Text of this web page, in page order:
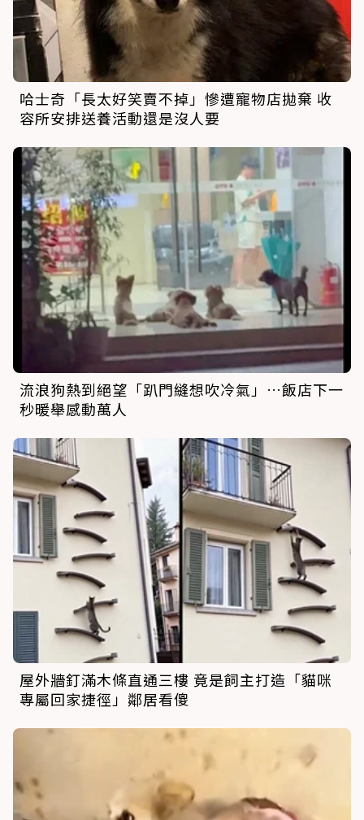
哈士奇「長太好笑賣不掉」慘遭寵物店拋棄 收
容所安排送養活動還是沒人要
流浪狗熱到絕望「趴門縫想吹冷氣」…飯店下一
秒暖舉感動萬人
屋外牆釘滿木條直通三樓 竟是飼主打造「貓咪
專屬回家捷徑」鄰居看傻